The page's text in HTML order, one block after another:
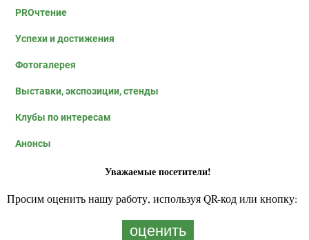
PROчтение
Успехи и достижения
Фотогалерея
Выставки, экспозиции, стенды
Клубы по интересам
Анонсы
Уважаемые посетители!
Просим оценить нашу работу, используя QR-код или кнопку:
оценить